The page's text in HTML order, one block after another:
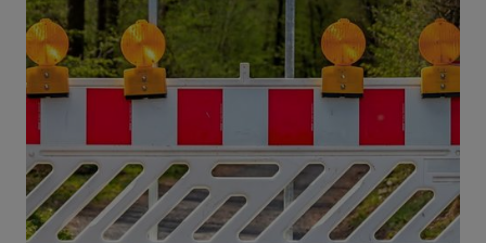
Vollsperrung der Talstraße in Grevenbroich-Kapellen